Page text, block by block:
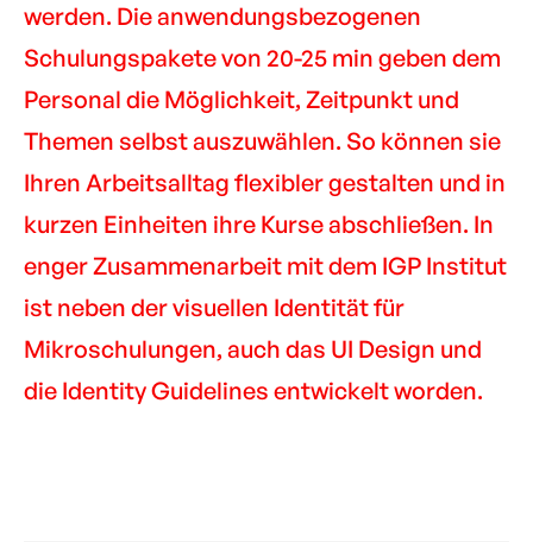
werden. Die anwendungsbezogenen
Schulungspakete von 20-25 min geben dem
Personal die Möglichkeit, Zeitpunkt und
Themen selbst auszuwählen. So können sie
Ihren Arbeitsalltag flexibler gestalten und in
kurzen Einheiten ihre Kurse abschließen. In
enger Zusammenarbeit mit dem IGP Institut
ist neben der visuellen Identität für
Mikroschulungen, auch das UI Design und
die Identity Guidelines entwickelt worden.